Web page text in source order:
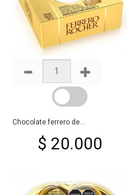
Chocolate ferrero de...
$ 20.000